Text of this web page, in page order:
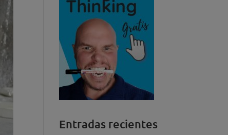
Entradas recientes